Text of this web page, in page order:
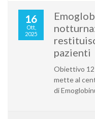
16
Ott,
2025
pazienti
Obiettivo 12
mette al
di